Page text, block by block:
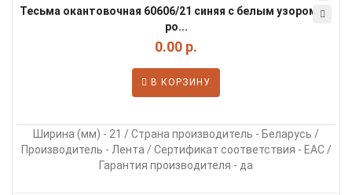
Тесьма окантовочная 60606/21 синяя с белым узором из
ро...
0.00 р.
В КОРЗИНУ
Ширина (мм) - 21 / Страна производитель - Беларусь /
Производитель - Лента / Сертификат соответствия - EAC /
Гарантия производителя - да